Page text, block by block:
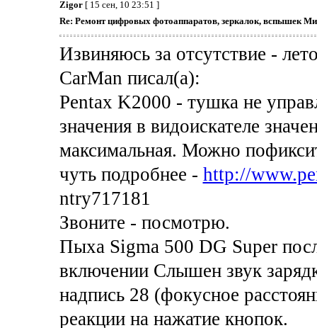
Zigor[ 15 сен, 10 23:51 ]
Re: Ремонт цифровых фотоаппаратов, зеркалок, вспышек
Извиняюсь за отсутствие -
CarMan писал(а):
Pentax K2000 - тушка не
значения в видоискателе
максимальная. Можно
чуть подробнее - http://
ntry717181
Звоните - посмотрю.
Пыха Sigma 500 DG Super
включении Слышен звук
надпись 28 (фокусное
реакции на нажатие кнопок.